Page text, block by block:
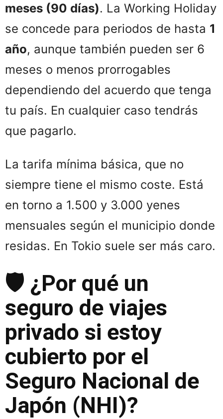
meses (90 días). La Working Holiday
se concede para periodos de hasta 1
año, aunque también pueden ser 6
meses o menos prorrogables
dependiendo del acuerdo que tenga
tu país. En cualquier caso tendrás
que pagarlo.
La tarifa mínima básica, que no
siempre tiene el mismo coste. Está
en torno a 1.500 y 3.000 yenes
mensuales según el municipio donde
residas. En Tokio suele ser más caro.
🛡️ ¿Por qué un
seguro de viajes
privado si estoy
cubierto por el
Seguro Nacional de
Japón (NHI)?